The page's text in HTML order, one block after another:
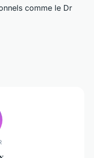
comme le Dr